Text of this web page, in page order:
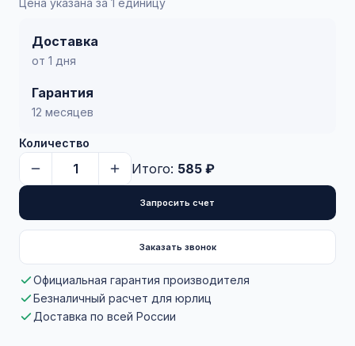
Цена указана за 1 единицу
Доставка
от 1 дня
Гарантия
12 месяцев
Количество
Итого: 585 ₽
Запросить счет
Заказать звонок
Официальная гарантия производителя
Безналичный расчет для юрлиц
Доставка по всей России